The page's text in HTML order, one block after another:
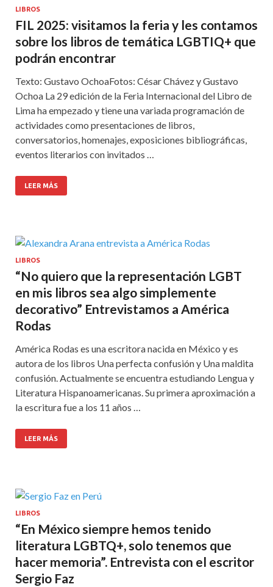
LIBROS
FIL 2025: visitamos la feria y les contamos
sobre los libros de temática LGBTIQ+ que
podrán encontrar
Texto: Gustavo OchoaFotos: César Chávez y Gustavo
Ochoa La 29 edición de la Feria Internacional del Libro de
Lima ha empezado y tiene una variada programación de
actividades como presentaciones de libros,
conversatorios, homenajes, exposiciones bibliográficas,
eventos literarios con invitados …
LEER MÁS
LIBROS
“No quiero que la representación LGBT
en mis libros sea algo simplemente
decorativo” Entrevistamos a América
Rodas
América Rodas es una escritora nacida en México y es
autora de los libros Una perfecta confusión y Una maldita
confusión. Actualmente se encuentra estudiando Lengua y
Literatura Hispanoamericanas. Su primera aproximación a
la escritura fue a los 11 años …
LEER MÁS
LIBROS
“En México siempre hemos tenido
literatura LGBTQ+, solo tenemos que
hacer memoria”. Entrevista con el escritor
Sergio Faz